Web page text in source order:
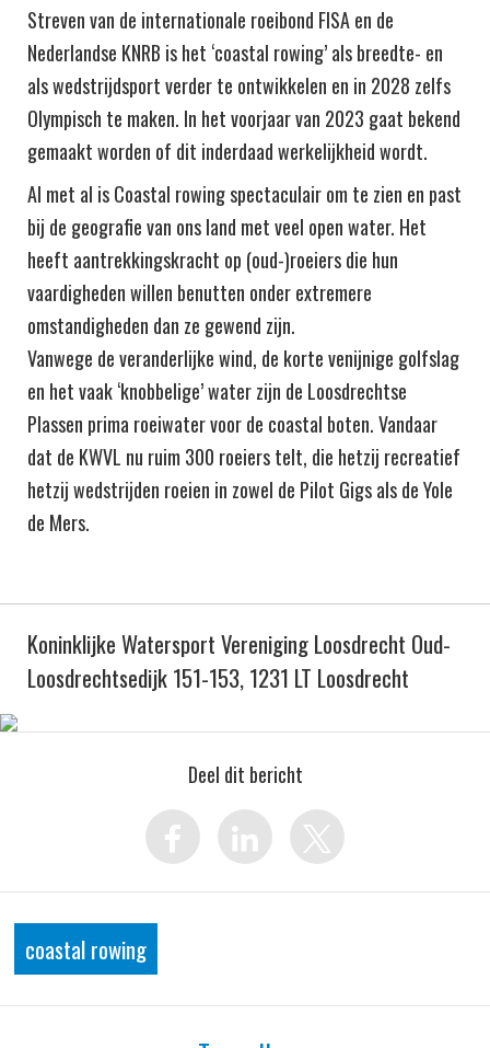
Streven van de internationale roeibond FISA en de
Nederlandse KNRB is het ‘coastal rowing’ als breedte- en
als wedstrijdsport verder te ontwikkelen en in 2028 zelfs
Olympisch te maken. In het voorjaar van 2023 gaat bekend
gemaakt worden of dit inderdaad werkelijkheid wordt.
Al met al is Coastal rowing spectaculair om te zien en past
bij de geografie van ons land met veel open water. Het
heeft aantrekkingskracht op (oud-)roeiers die hun
vaardigheden willen benutten onder extremere
omstandigheden dan ze gewend zijn.
Vanwege de veranderlijke wind, de korte venijnige golfslag
en het vaak ‘knobbelige’ water zijn de Loosdrechtse
Plassen prima roeiwater voor de coastal boten. Vandaar
dat de KWVL nu ruim 300 roeiers telt, die hetzij recreatief
hetzij wedstrijden roeien in zowel de Pilot Gigs als de Yole
de Mers.
Koninklijke Watersport Vereniging Loosdrecht Oud-
Loosdrechtsedijk 151-153, 1231 LT Loosdrecht
Deel dit bericht
coastal rowing